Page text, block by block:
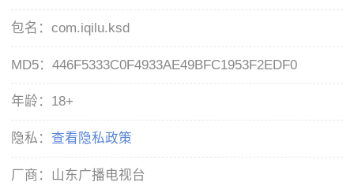
包名：com.iqilu.ksd
MD5：446F5333C0F4933AE49BFC1953F2EDF0
年龄： 18+
隐私： 查看隐私政策
厂商： 山东广播电视台